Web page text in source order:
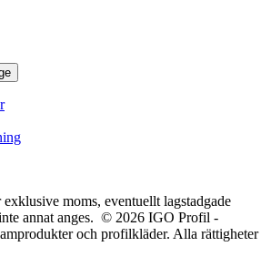
moms, eventuellt lagstadgade
annat anges. © 2026 IGO Profil -
och profilkläder. Alla rättigheter